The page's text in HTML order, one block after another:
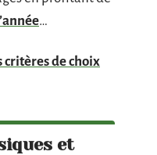
…
critères de choix
et